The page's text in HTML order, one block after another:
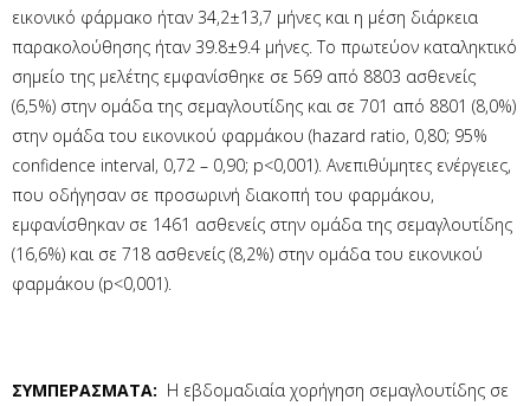
εικονικό φάρμακο ήταν 34,2±13,7 μήνες και η μέση διάρκεια
παρακολούθησης ήταν 39.8±9.4 μήνες. Το πρωτεύον καταληκτικό
σημείο της μελέτης εμφανίσθηκε σε 569 από 8803 ασθενείς
(6,5%) στην ομάδα της σεμαγλουτίδης και σε 701 από 8801 (8,0%)
στην ομάδα του εικονικού φαρμάκου (hazard ratio, 0,80; 95%
confidence interval, 0,72 – 0,90; p<0,001). Ανεπιθύμητες ενέργειες,
που οδήγησαν σε προσωρινή διακοπή του φαρμάκου,
εμφανίσθηκαν σε 1461 ασθενείς στην ομάδα της σεμαγλουτίδης
(16,6%) και σε 718 ασθενείς (8,2%) στην ομάδα του εικονικού
φαρμάκου (p<0,001).
ΣΥΜΠΕΡΑΣΜΑΤΑ: Η εβδομαδιαία χορήγηση σεμαγλουτίδης σε